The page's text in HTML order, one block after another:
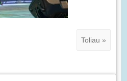
Toliau »